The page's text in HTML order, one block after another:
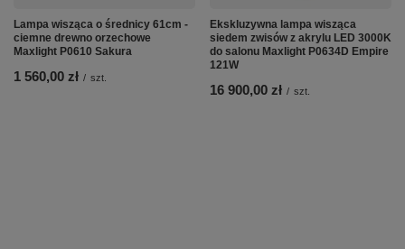
Lampa wisząca o średnicy 61cm -
ciemne drewno orzechowe
Maxlight P0610 Sakura
1 560,00 zł / szt.
Ekskluzywna lampa wisząca
siedem zwisów z akrylu LED 3000K
do salonu Maxlight P0634D Empire
121W
16 900,00 zł / szt.